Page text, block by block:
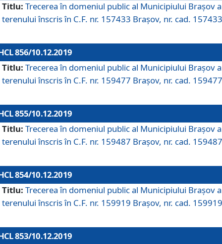
Titlu: Trecerea în domeniul public al Municipiului Braşov a
terenului înscris în C.F. nr. 157433 Brașov, nr. cad.
856/10.12.2019
Titlu: Trecerea în domeniul public al Municipiului Braşov a
terenului înscris în C.F. nr. 159477 Brașov, nr. cad.
855/10.12.2019
Titlu: Trecerea în domeniul public al Municipiului Braşov a
terenului înscris în C.F. nr. 159487 Brașov, nr. cad.
854/10.12.2019
Titlu: Trecerea în domeniul public al Municipiului Braşov a
terenului înscris în C.F. nr. 159919 Brașov, nr. cad.
853/10.12.2019